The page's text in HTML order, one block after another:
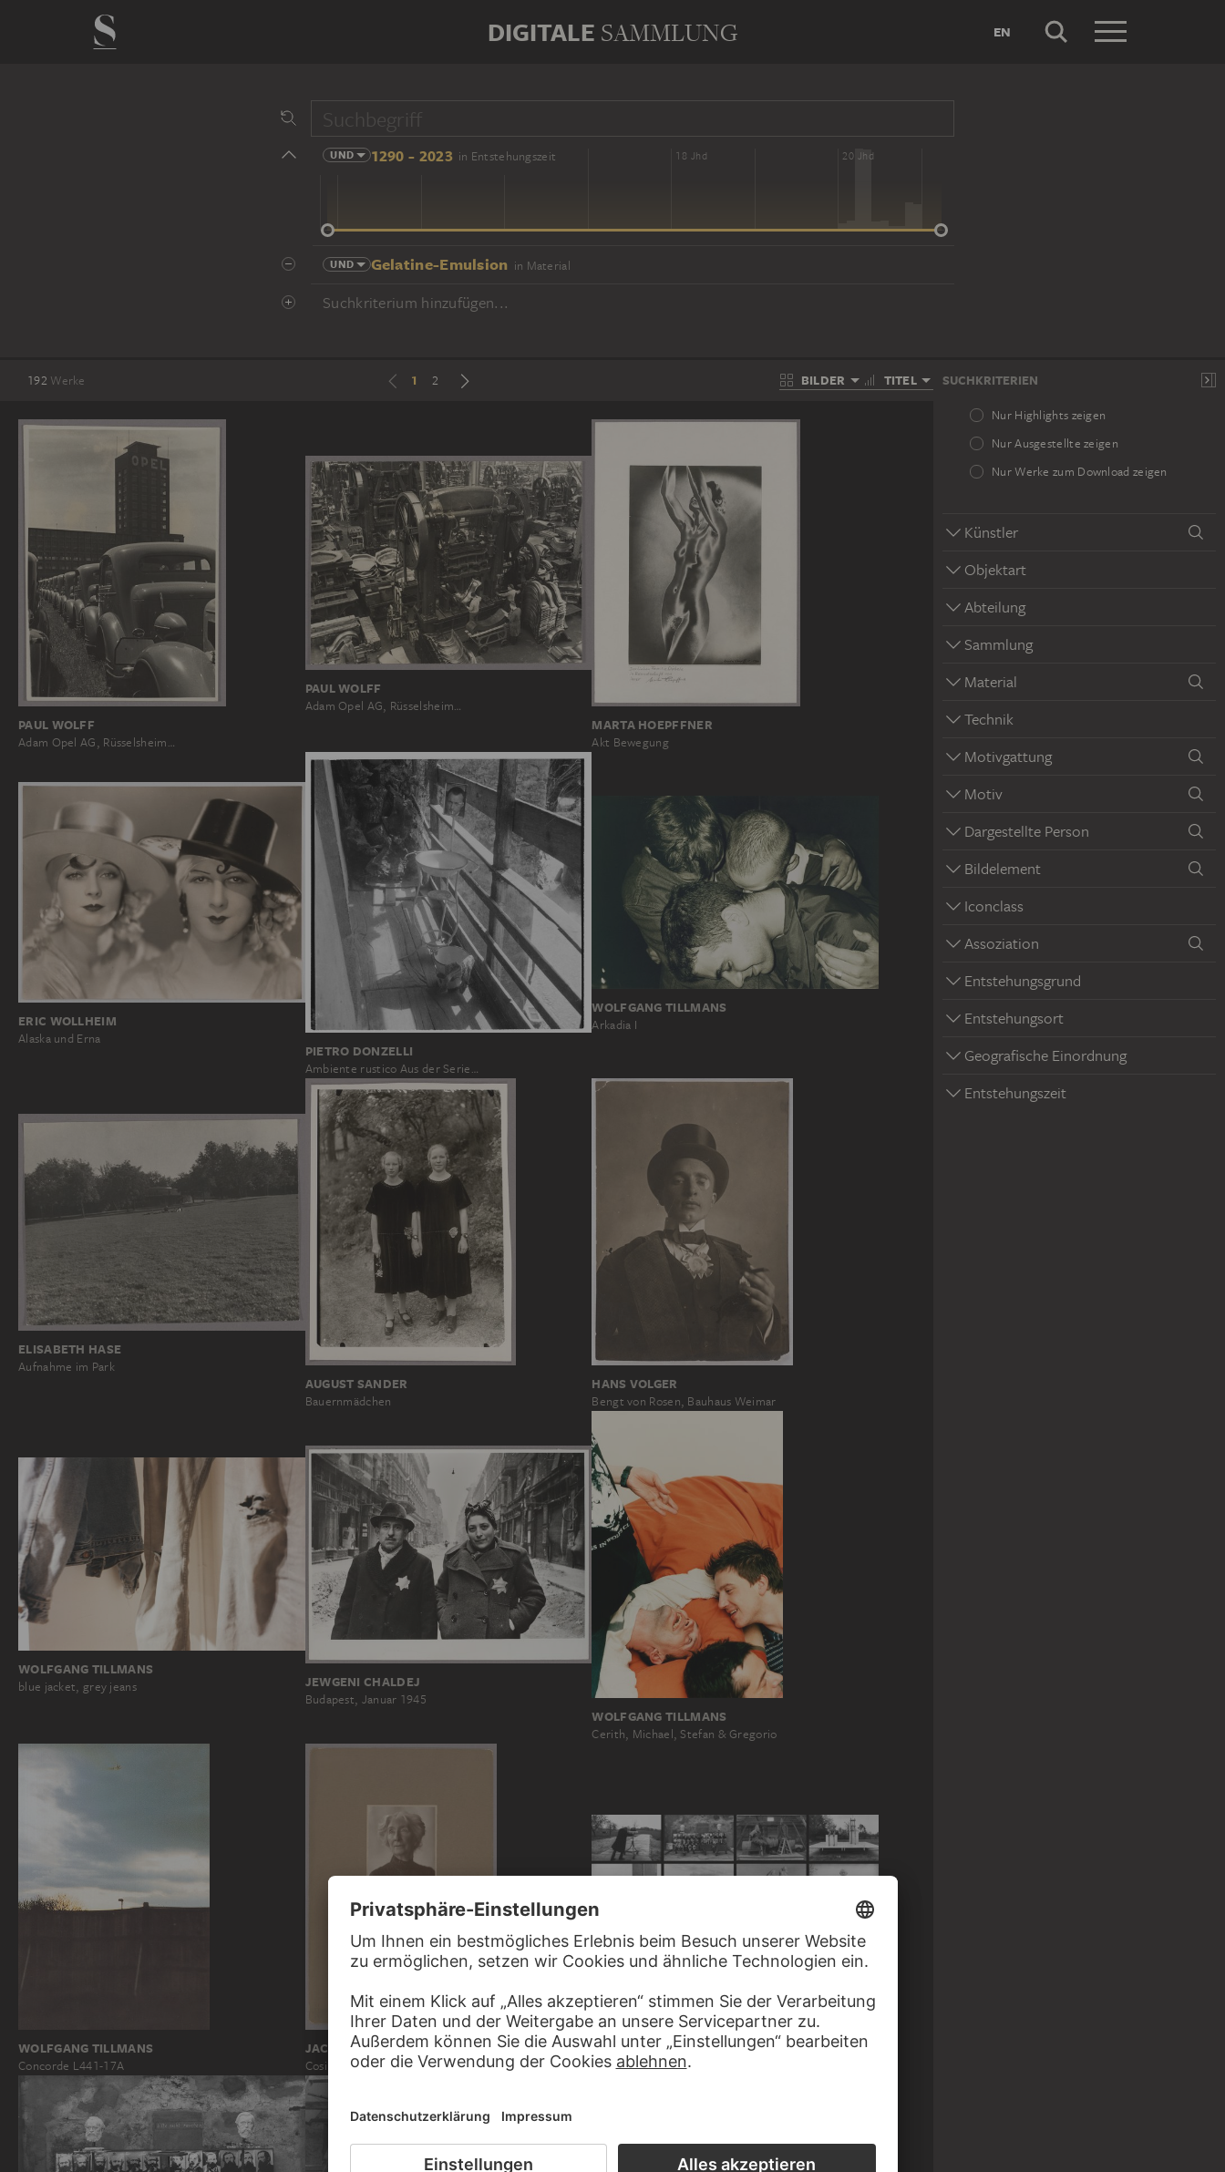
DIGITALE SAMMLUNG EN
UND 1290 - 2023 in Entstehungszeit
14 Jhd 16 Jhd 18 Jhd 20 Jhd
UND Gelatine-Emulsion in Material
Suchkriterium hinzufügen...
192 Werke 1 2 BILDER TITEL SUCHKRITERIEN
Nur Highlights zeigen
Nur Ausgestellte zeigen
Nur Werke zum Download zeigen
Künstler
Objektart
Abteilung
Sammlung
Material
Technik
Motivgattung
Motiv
Dargestellte Person
Bildelement
Iconclass
Assoziation
Entstehungsgrund
Entstehungsort
Geografische Einordnung
Entstehungszeit
PAUL WOLFF
Adam Opel AG, Rüsselsheim…
PAUL WOLFF
Adam Opel AG, Rüsselsheim…
MARTA HOEPFFNER
Akt Bewegung
ERIC WOLLHEIM
Alaska und Erna
PIETRO DONZELLI
Ambiente rustico Aus der Serie…
WOLFGANG TILLMANS
Arkadia I
ELISABETH HASE
Aufnahme im Park
AUGUST SANDER
Bauernmädchen
HANS VOLGER
Bengt von Rosen, Bauhaus Weimar
WOLFGANG TILLMANS
blue jacket, grey jeans JEWGENI CHALDEJ
Budapest, Januar 1945
WOLFGANG TILLMANS
Cerith, Michael, Stefan & Gregorio
WOLFGANG TILLMANS
Concorde L441-17A
JACOB HILSDORF
Cosima Wagner
Das Denkmal